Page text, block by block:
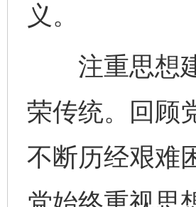
义。
注重思想建
荣传统。回顾
不断历经艰难